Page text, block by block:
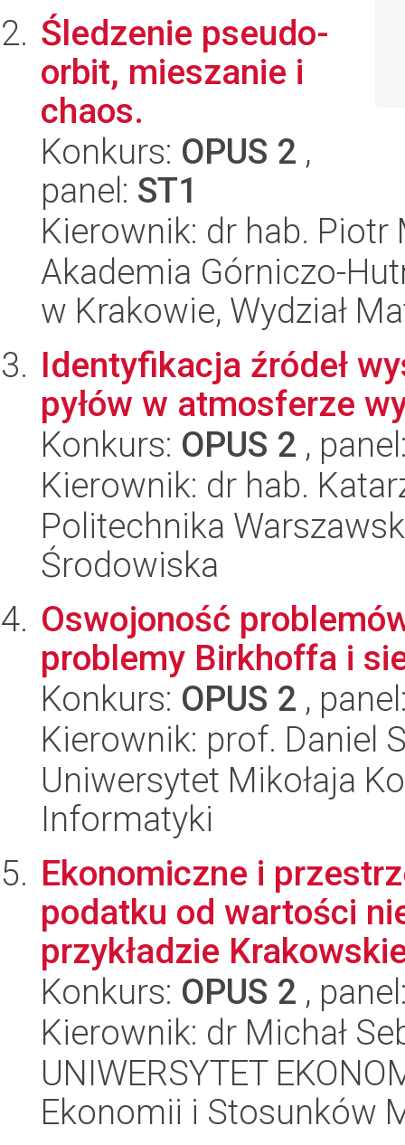
Śledzenie pseudo-
orbit, mieszanie i
chaos.
Konkurs: OPUS 2 ,
panel: ST1
Kierownik: dr hab. Piotr
Akademia Górniczo-
w Krakowie, Wydział
Identyfikacja źródeł
pyłów w atmosferze
Konkurs: OPUS 2 ,
Kierownik: dr hab.
Politechnika
Środowiska
Oswojoność
problemy Birkhoffa i
Konkurs: OPUS 2 ,
Kierownik: prof. Daniel
Uniwersytet Mikołaja
Informatyki
Ekonomiczne i
podatku od wartości
przykładzie
Konkurs: OPUS 2 ,
Kierownik: dr Michał
UNIWERSYTET
Ekonomii i Stosunków